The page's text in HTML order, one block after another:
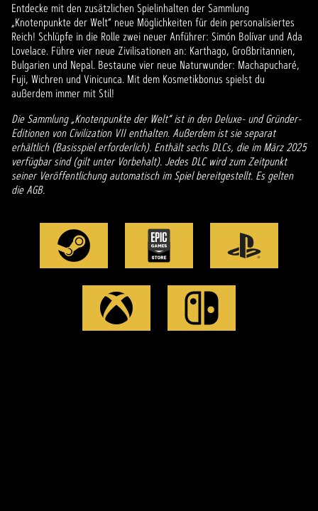
Entdecke mit den zusätzlichen Spielinhalten der Sammlung
„Knotenpunkte der Welt“ neue Möglichkeiten für dein personalisiertes
Reich! Schlüpfe in die Rolle zwei neuer Anführer: Simón Bolívar und Ada
Lovelace. Führe vier neue Zivilisationen an: Karthago, Großbritannien,
Bulgarien und Nepal. Bestaune vier neue Naturwunder: Machapucharé,
Fuji, Wichren und Vinicunca. Mit dem Kosmetikbonus spielst du
außerdem immer mit Stil!
Die Sammlung „Knotenpunkte der Welt“ ist in den Deluxe- und Gründer-
Editionen von Civilization VII enthalten. Außerdem ist sie separat
erhältlich (Basisspiel erforderlich). Enthält sechs DLCs, die im März 2025
verfügbar sind (gilt unter Vorbehalt). Jedes DLC wird zum Zeitpunkt
seiner Veröffentlichung automatisch im Spiel bereitgestellt. Es gelten
die AGB.